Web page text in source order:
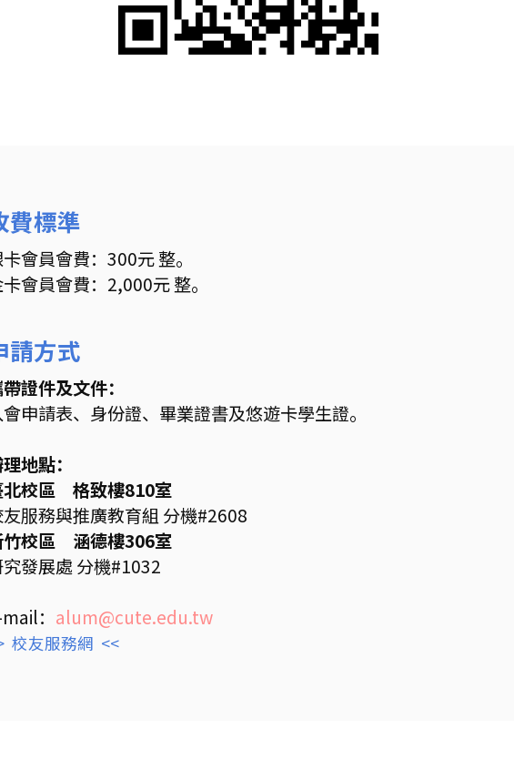
費標準
會員會費：300元 整。
會員會費：2,000元 整。
請方式
證件及文件：
申請表、身份證、畢業證書及悠遊卡學生證。
地點：
北校區 格致樓810室
服務與推廣教育組 分機#2608
竹校區 涵德樓306室
發展處 分機#1032
： alum@cute.edu.tw
校友服務網 <<